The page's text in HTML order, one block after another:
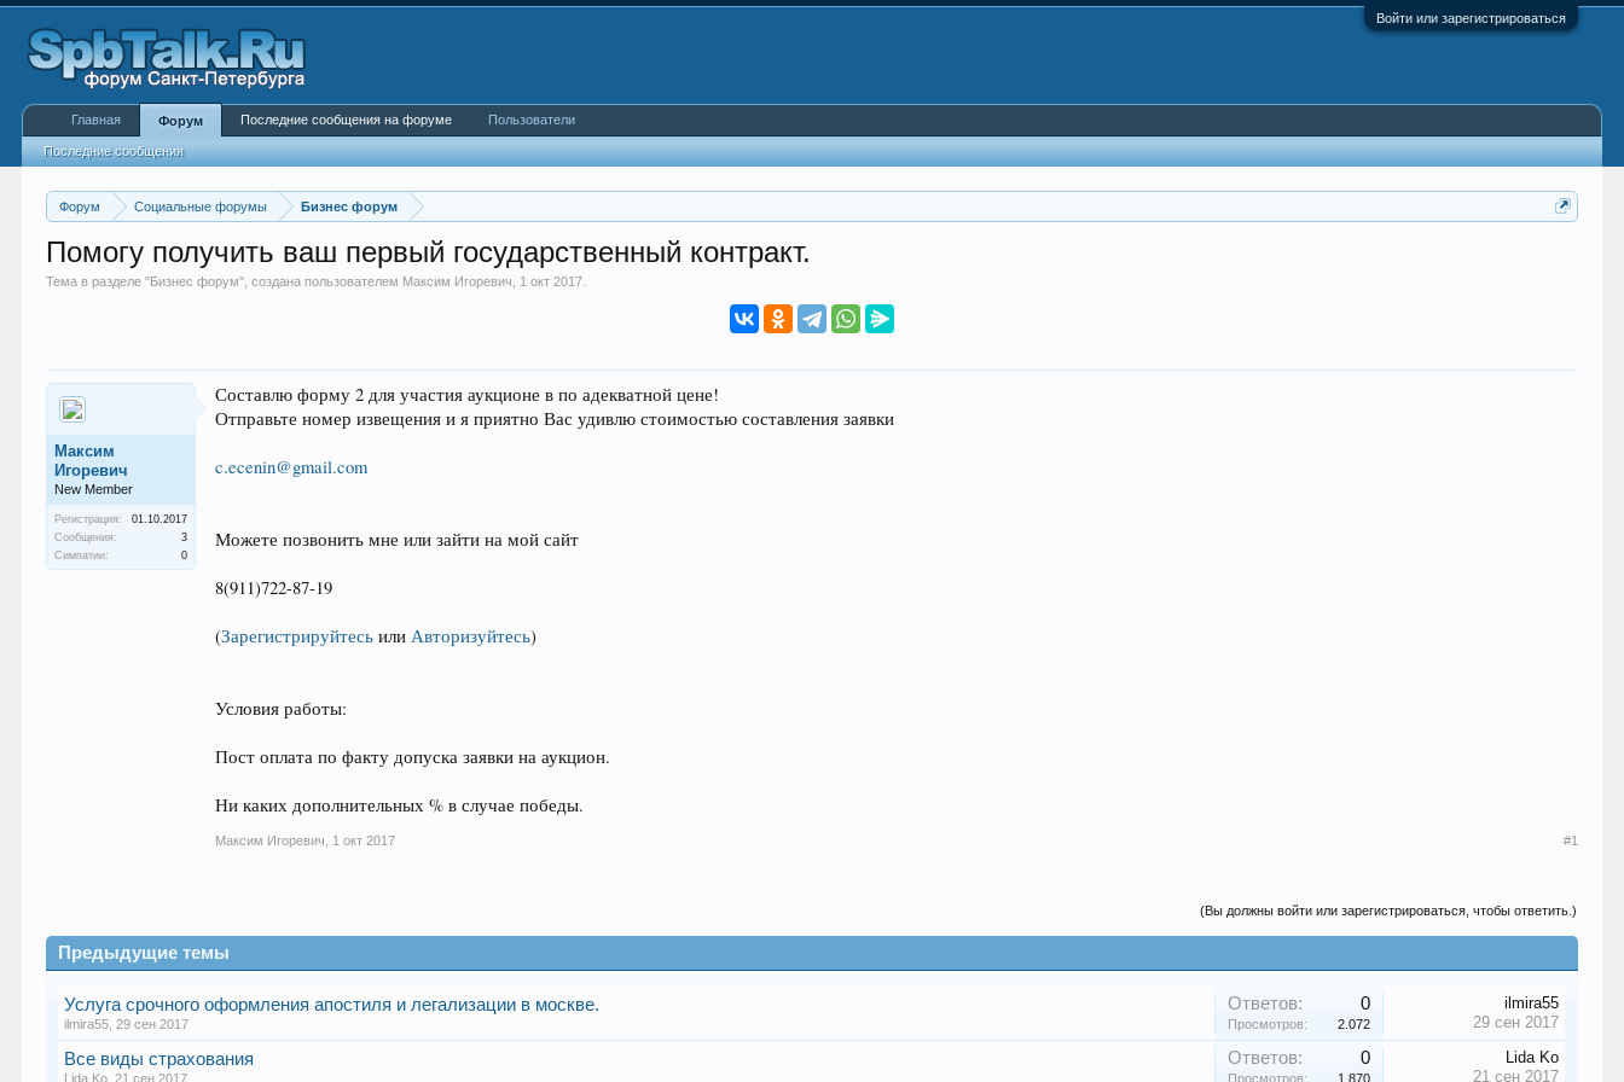
Войти или зарегистрироваться
Форум Социальные форумы Бизнес форум
Помогу получить ваш первый государственный контракт.
Тема в разделе "Бизнес форум", создана пользователем Максим Игоревич 1 окт 2017
Максим
Игоревич
New Member
Регистрация:
01.10.2017
Сообщения:
3
Симпатии:
0
Составлю форму 2 для участия аукционе в по адекватной цене!
Отправьте номер извещения и я приятно Вас удивлю стоимостью составления заявки
c.ecenin@gmail.com
Можете позвонить мне или зайти на мой сайт
8(911)722-87-19
(Зарегистрируйтесь илиАвторизуйтесь)
Условия работы:
Пост оплата по факту допуска заявки на аукцион.
Ни каких дополнительных % в случае победы.
Максим Игоревич 1 окт 2017 #1
(Вы должны войти или зарегистрироваться, чтобы ответить.)
Предыдущие темы
Услуга срочного оформления апостиля и легализации в москве.
ilmira55 ,29 сен 2017
Ответов: 0
Просмотров: 2.072
ilmira55
29 сен 2017
Все виды страхования
Lida Ko ,21 сен 2017
Ответов: 0
Просмотров: 1.870
Lida Ko
21 сен 2017
Главная Форум
Последние сообщения
Последние сообщения на форуме Пользователи